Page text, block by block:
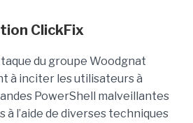
ClickFix
du groupe Woodgnat
à inciter les utilisateurs à
PowerShell malveillantes
à l’aide de diverses techniques